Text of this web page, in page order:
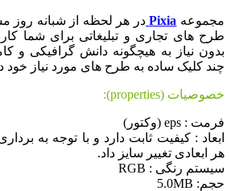
مجموعه Pixia در هر لحظه از شبانه
طرح های تجاری و تبلیغاتی برای شما
بدون نیاز به هیچگونه دانش گرافیکی و
چند کلیک ساده به طرح های مورد نیاز خود
خصوصیات (properties):
فرمت : eps (وکتور)
ابعاد : کیفیت ثابت دارد و با توجه به
هر ابعادی تغییر سایز داد.
سیستم رنگی : RGB
حجم: 5.0MB